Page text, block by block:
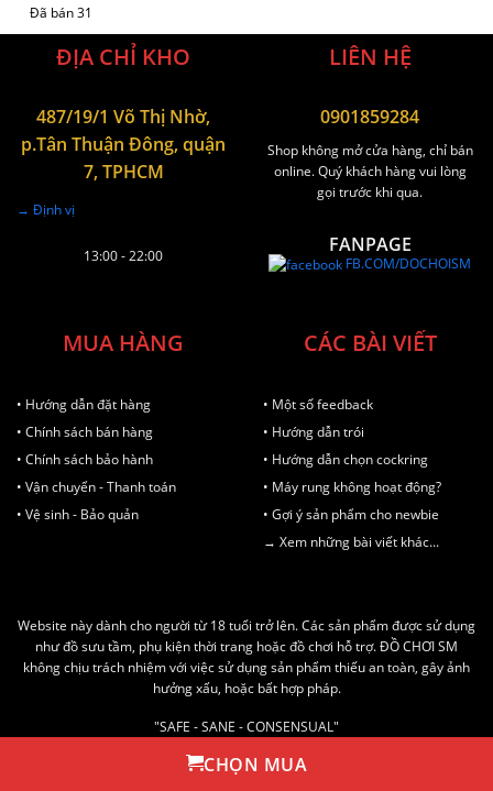
Đã bán 31
ĐỊA CHỈ KHO
487/19/1 Võ Thị Nhờ,
p.Tân Thuận Đông, quận
7, TPHCM
→ Định vị
13:00 - 22:00
LIÊN HỆ
0901859284
Shop không mở cửa hàng, chỉ bán
online. Quý khách hàng vui lòng
gọi trước khi qua.
FANPAGE
FB.COM/DOCHOISM
MUA HÀNG
• Hướng dẫn đặt hàng
• Chính sách bán hàng
• Chính sách bảo hành
• Vận chuyển - Thanh toán
• Vệ sinh - Bảo quản
CÁC BÀI VIẾT
• Một số feedback
• Hướng dẫn trói
• Hướng dẫn chọn cockring
• Máy rung không hoạt động?
• Gợi ý sản phẩm cho newbie
→ Xem những bài viết khác...
Website này dành cho người từ 18 tuổi trở lên. Các sản phẩm được sử dụng
như đồ sưu tầm, phụ kiện thời trang hoặc đồ chơi hỗ trợ. ĐỒ CHƠI SM
không chịu trách nhiệm với việc sử dụng sản phẩm thiếu an toàn, gây ảnh
hưởng xấu, hoặc bất hợp pháp.
"SAFE - SANE - CONSENSUAL"
CHỌN MUA